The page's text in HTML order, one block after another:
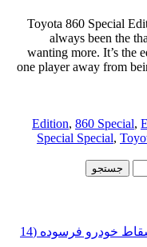
Toyota 860 Special
always been the
wanting more. It’s the
one player away from
, 860 Special,
Special Special,
راهنمای کامل مراحل و شرایط اسقاط خودرو فرسوده (14